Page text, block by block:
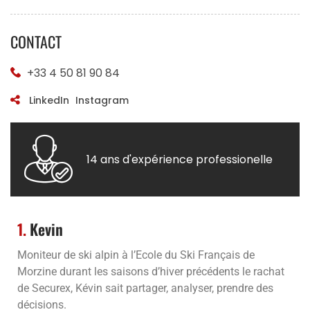
CONTACT
+33 4 50 81 90 84
LinkedIn Instagram
14 ans d'expérience professionelle
1.Kevin
Moniteur de ski alpin à l’Ecole du Ski Français de
Morzine durant les saisons d’hiver précédents le rachat
de Securex, Kévin sait partager, analyser, prendre des
décisions.